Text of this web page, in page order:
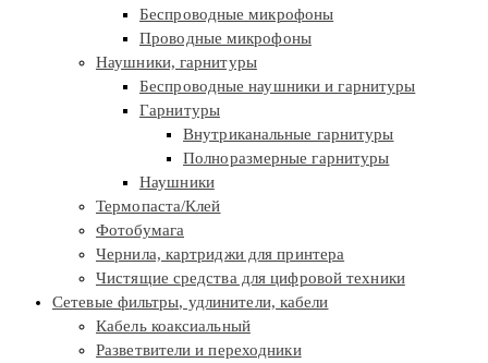
Беспроводные микрофоны
Проводные микрофоны
Наушники, гарнитуры
Беспроводные наушники и гарнитуры
Гарнитуры
Внутриканальные гарнитуры
Полноразмерные гарнитуры
Наушники
Термопаста/Клей
Фотобумага
Чернила, картриджи для принтера
Чистящие средства для цифровой техники
Сетевые фильтры, удлинители, кабели
Кабель коаксиальный
Разветвители и переходники